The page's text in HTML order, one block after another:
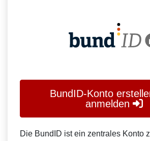
BundID-Konto
anmelden
Die BundID ist ein zentrales Konto